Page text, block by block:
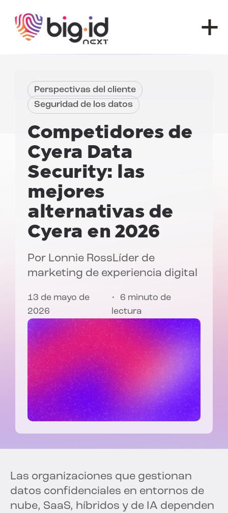
Perspectivas del cliente
Seguridad de los datos
Competidores de
Cyera Data
Security: las
mejores
alternativas de
Cyera en 2026
Por Lonnie RossLíder de
marketing de experiencia digital
13 de mayo de
2026
6 minuto de
lectura
Las organizaciones que gestionan
datos confidenciales en entornos de
nube, SaaS, híbridos y de IA dependen